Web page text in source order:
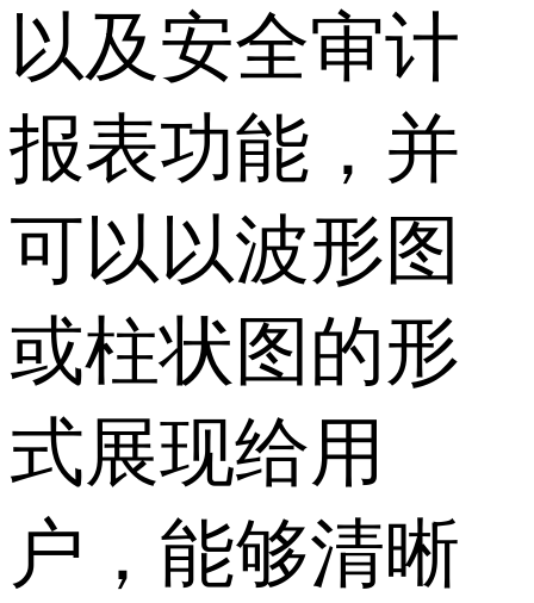
以及安全审计
报表功能，并
可以以波形图
或柱状图的形
式展现给用
户，能够清晰